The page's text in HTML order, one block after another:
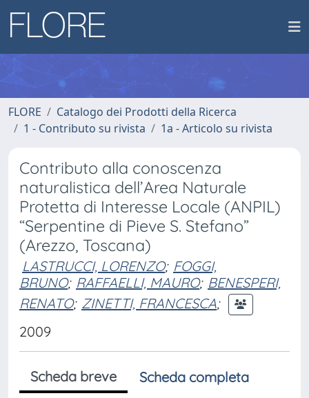
FLORE
Catalogo dei Prodotti della Ricerca
1 - Contributo su rivista
1a - Articolo su rivista
Contributo alla conoscenza
naturalistica dell’Area Naturale
Protetta di Interesse Locale (ANPIL)
“Serpentine di Pieve S. Stefano”
(Arezzo, Toscana)
LASTRUCCI, LORENZO; FOGGI,
BRUNO; RAFFAELLI, MAURO; BENESPERI,
RENATO; ZINETTI, FRANCESCA;
2009
Scheda breve
Scheda completa